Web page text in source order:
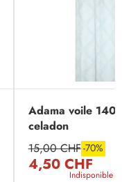
Adama voile
celadon
15,00 CHF-70%
4,50 CHF
Indisponible